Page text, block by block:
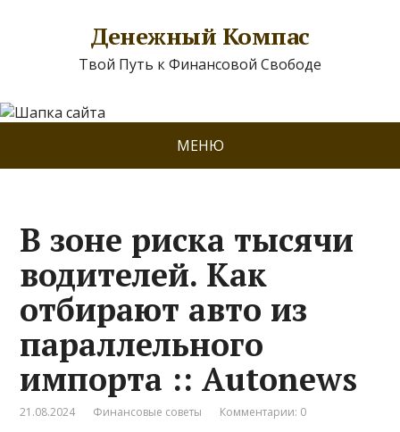
Денежный Компас
Твой Путь к Финансовой Свободе
МЕНЮ
В зоне риска тысячи
водителей. Как
отбирают авто из
параллельного
импорта :: Autonews
21.08.2024 Финансовые советы Комментарии: 0